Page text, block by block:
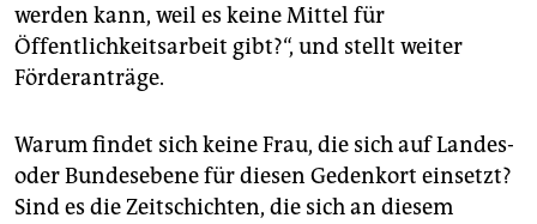
werden kann, weil es keine Mittel für
Öffentlichkeitsarbeit gibt?“, und stellt weiter
Förderanträge.
Warum findet sich keine Frau, die sich auf Landes-
oder Bundesebene für diesen Gedenkort einsetzt?
Sind es die Zeitschichten, die sich an diesem